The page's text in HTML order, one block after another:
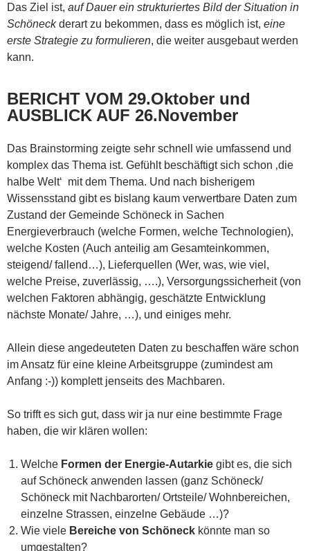
Das Ziel ist, auf Dauer ein strukturiertes Bild der Situation in
Schöneckderart zu bekommen, dass es möglich ist, eine
erste Strategie zu formulieren, die weiter ausgebaut werden
kann.
BERICHT VOM 29.Oktober und
AUSBLICK AUF 26.November
Das Brainstorming zeigte sehr schnell wie umfassend und
komplex das Thema ist. Gefühlt beschäftigt sich schon ‚die
halbe Welt‘ mit dem Thema. Und nach bisherigem
Wissensstand gibt es bislang kaum verwertbare Daten zum
Zustand der Gemeinde Schöneck in Sachen
Energieverbrauch (welche Formen, welche Technologien),
welche Kosten (Auch anteilig am Gesamteinkommen,
steigend/ fallend…), Lieferquellen (Wer, was, wie viel,
welche Preise, zuverlässig, ….), Versorgungssicherheit (von
welchen Faktoren abhängig, geschätzte Entwicklung
nächste Monate/ Jahre, …), und einiges mehr.
Allein diese angedeuteten Daten zu beschaffen wäre schon
im Ansatz für eine kleine Arbeitsgruppe (zumindest am
Anfang :-)) komplett jenseits des Machbaren.
So trifft es sich gut, dass wir ja nur eine bestimmte Frage
haben, die wir klären wollen:
Welche Formen der Energie-Autarkie gibt es, die sich
auf Schöneck anwenden lassen (ganz Schöneck/
Schöneck mit Nachbarorten/ Ortsteile/ Wohnbereichen,
einzelne Strassen, einzelne Gebäude …)?
Wie viele Bereiche von Schöneck könnte man so
umgestalten?